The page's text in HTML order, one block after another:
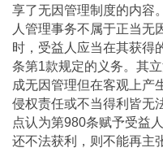
享了无因管理制度的内容
人管理事务不属于正当无
时，受益人应当在其获得
条第1款规定的义务。其
成无因管理但在客观上产
侵权责任或不当得利皆无
点认为第980条赋予受益
还不法获利，则不能再主